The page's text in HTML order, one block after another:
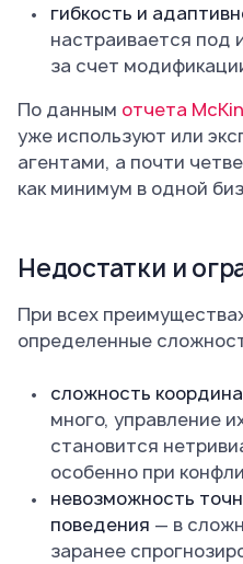
гибкость и
настраивается под
за счет
По данным отчета
уже используют или
агентами, а почти
как минимум в одной
Недостатки и
При всех
определенные
сложность
много, управление
становится
особенно при
невозможность
поведения — в
заранее